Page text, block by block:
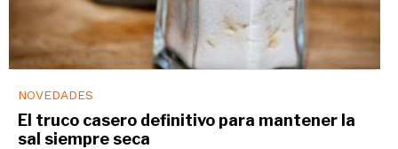
NOVEDADES
El truco casero definitivo para mantener la
sal siempre seca